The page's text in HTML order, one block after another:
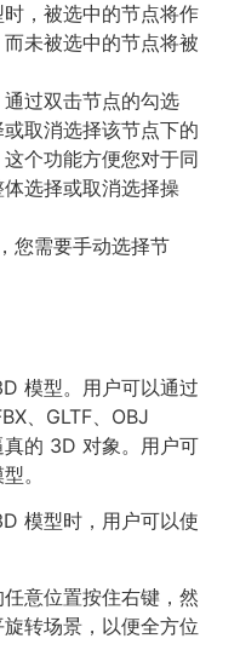
，被选中的节点将作
未被选中的节点将被
过双击节点的勾选
取消选择该节点下的
个功能方便您对于同
选择或取消选择操
您需要手动选择节
模型。用户可以通过
、GLTF、OBJ
的 3D 对象。用户可
。
模型时，用户可以使
意位置按住右键，然
转场景，以便全方位